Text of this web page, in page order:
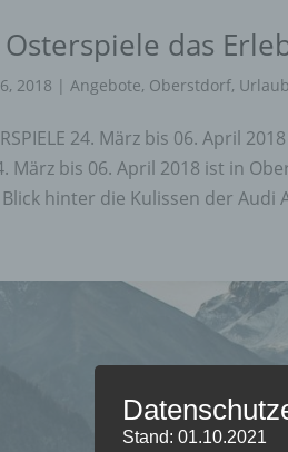
das
2018 | Angebote, Oberstdorf, Urlaub
24. März bis 06. April
März bis 06. April 2018 ist in
hinter die Kulissen der Audi
Stand: 01.10.2021